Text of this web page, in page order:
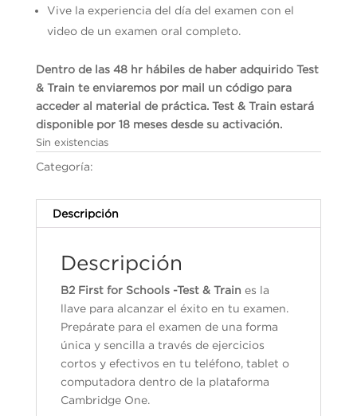
Vive la experiencia del día del examen con el
video de un examen oral completo.
Dentro de las 48 hr hábiles de haber adquirido Test
& Train te enviaremos por mail un código para
acceder al material de práctica. Test & Train estará
disponible por 18 meses desde su activación.
Sin existencias
Categoría:
Descripción
Descripción
B2 First for Schools -Test & Train es la
llave para alcanzar el éxito en tu examen.
Prepárate para el examen de una forma
única y sencilla a través de ejercicios
cortos y efectivos en tu teléfono, tablet o
computadora dentro de la plataforma
Cambridge One.